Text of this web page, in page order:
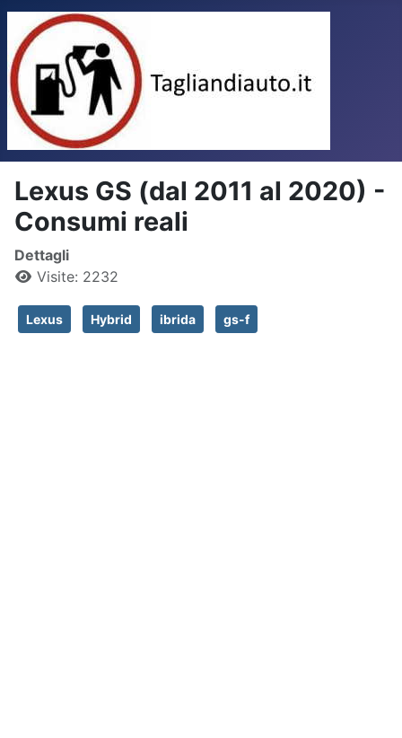
Lexus GS (dal 2011 al 2020) -
Consumi reali
Dettagli
Visite: 2232
Lexus Hybrid ibrida gs-f